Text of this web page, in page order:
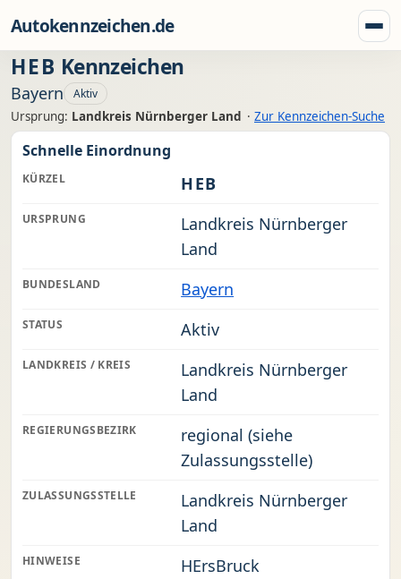
Autokennzeichen.de
HEB Kennzeichen
Bayern Aktiv
Ursprung: Landkreis Nürnberger Land · Zur Kennzeichen-Suche
Schnelle Einordnung
KÜRZEL HEB
URSPRUNG
Landkreis Nürnberger
Land
BUNDESLAND Bayern
STATUS Aktiv
LANDKREIS / KREIS
Landkreis Nürnberger
Land
REGIERUNGSBEZIRK
regional (siehe
Zulassungsstelle)
ZULASSUNGSSTELLE
Landkreis Nürnberger
Land
HINWEISE
HErsBruck